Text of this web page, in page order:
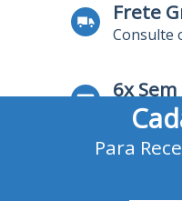
Frete
Consulte
6x Sem
no
no
Para